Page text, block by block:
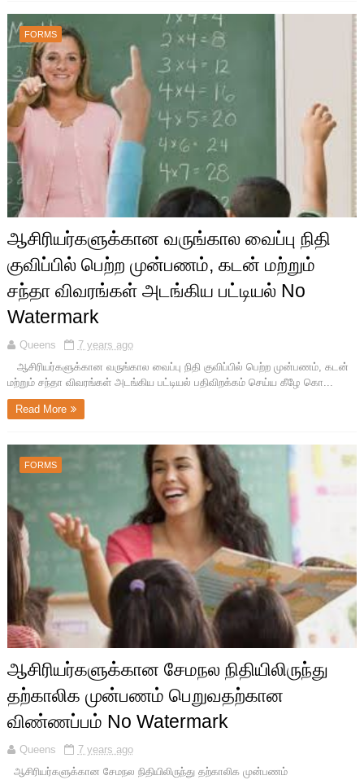
FORMS
ஆசிரியர்களுக்கான வருங்கால வைப்பு நிதி
குவிப்பில் பெற்ற முன்பணம், கடன் மற்றும்
சந்தா விவரங்கள் அடங்கிய பட்டியல் No
Watermark
Queens
7 years ago
ஆசிரியர்களுக்கான வருங்கால வைப்பு நிதி குவிப்பில் பெற்ற முன்பணம், கடன்
மற்றும் சந்தா விவரங்கள் அடங்கிய பட்டியல் பதிவிறக்கம் செய்ய கீழே கொ...
Read More
FORMS
ஆசிரியர்களுக்கான சேமநல நிதியிலிருந்து
தற்காலிக முன்பணம் பெறுவதற்கான
விண்ணப்பம் No Watermark
Queens
7 years ago
ஆசிரியர்களுக்கான சேமநல நிதியிலிருந்து தற்காலிக முன்பணம்